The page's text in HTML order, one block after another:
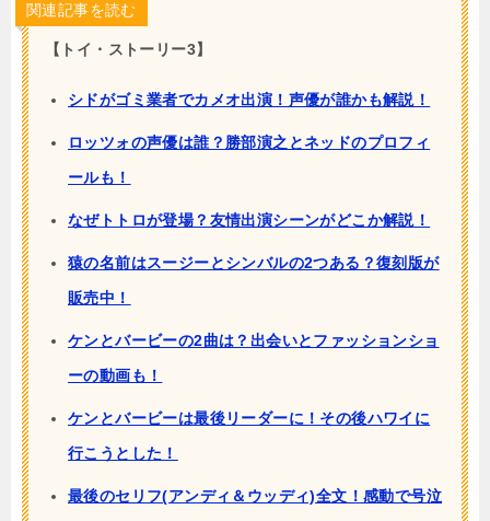
関連記事を読む
【トイ・ストーリー3】
シドがゴミ業者でカメオ出演！声優が誰かも解説！
ロッツォの声優は誰？勝部演之とネッドのプロフィ
ールも！
なぜトトロが登場？友情出演シーンがどこか解説！
猿の名前はスージーとシンバルの2つある？復刻版が
販売中！
ケンとバービーの2曲は？出会いとファッションショ
ーの動画も！
ケンとバービーは最後リーダーに！その後ハワイに
行こうとした！
最後のセリフ(アンディ＆ウッディ)全文！感動で号泣